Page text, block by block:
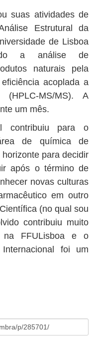
suas atividades de
Estrutural da
de Lisboa
a análise de
naturais pela
acoplada a
(HPLC-MS/MS). A
um mês.
contribuiu para o
de química de
para decidir
após o término de
novas culturas
em outro
(no qual sou
contribuiu muito
FFULisboa e o
foi um